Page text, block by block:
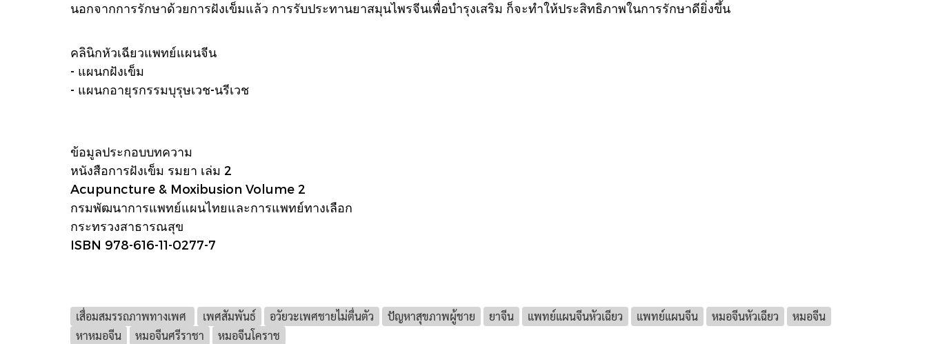
นอกจากการรักษาด้วยการฝังเข็มแล้ว การรับประทานยาสมุนไพรจีนเพื่อบำรุงเสริม ก็จะทำให้ประสิทธิภาพในการรักษาดียิ่งขึ้น
คลินิกหัวเฉียวแพทย์แผนจีน
- แผนกฝังเข็ม
- แผนกอายุรกรรมบุรุษเวช-นรีเวช
ข้อมูลประกอบบทความ
หนังสือการฝังเข็ม รมยา เล่ม 2
Acupuncture & Moxibusion Volume 2
กรมพัฒนาการแพทย์แผนไทยและการแพทย์ทางเลือก
กระทรวงสาธารณสุข
ISBN 978-616-11-0277-7
เสื่อมสมรรถภาพทางเพศ เพศสัมพันธ์ อวัยวะเพศชายไม่ตื่นตัว ปัญหาสุขภาพผู้ชาย ยาจีน แพทย์แผนจีนหัวเฉียว แพทย์แผนจีน หมอจีนหัวเฉียว
หมอจีน
หาหมอจีน
หมอจีนศรีราชา หมอจีนโคราช